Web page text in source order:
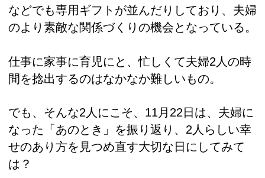
などでも専用ギフトが並んだりしており、夫婦
のより素敵な関係づくりの機会となっている。
仕事に家事に育児にと、忙しくて夫婦2人の時
間を捻出するのはなかなか難しいもの。
でも、そんな2人にこそ、11月22日は、夫婦に
なった「あのとき」を振り返り、2人らしい幸
せのあり方を見つめ直す大切な日にしてみて
は？